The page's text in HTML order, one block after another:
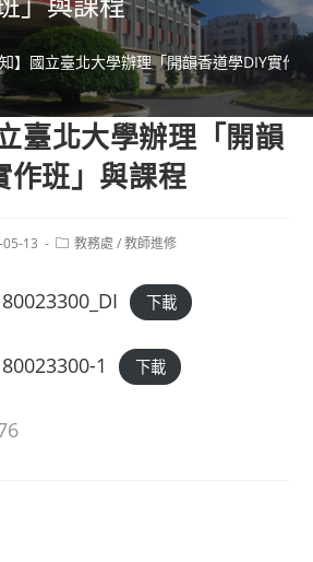
知】國立臺北大學辦理「開韻香道學DIY實作
臺北大學辦理「開韻
作班」與課程
13
Post教務處 / 教師進修
下載
1 下載